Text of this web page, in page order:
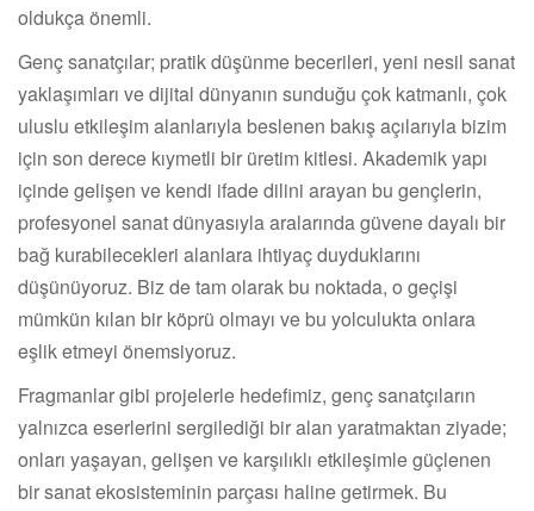
oldukça önemli.
Genç sanatçılar; pratik düşünme becerileri, yeni nesil sanat
yaklaşımları ve dijital dünyanın sunduğu çok katmanlı, çok
uluslu etkileşim alanlarıyla beslenen bakış açılarıyla bizim
için son derece kıymetli bir üretim kitlesi. Akademik yapı
içinde gelişen ve kendi ifade dilini arayan bu gençlerin,
profesyonel sanat dünyasıyla aralarında güvene dayalı bir
bağ kurabilecekleri alanlara ihtiyaç duyduklarını
düşünüyoruz. Biz de tam olarak bu noktada, o geçişi
mümkün kılan bir köprü olmayı ve bu yolculukta onlara
eşlik etmeyi önemsiyoruz.
Fragmanlar gibi projelerle hedefimiz, genç sanatçıların
yalnızca eserlerini sergilediği bir alan yaratmaktan ziyade;
onları yaşayan, gelişen ve karşılıklı etkileşimle güçlenen
bir sanat ekosisteminin parçası haline getirmek. Bu